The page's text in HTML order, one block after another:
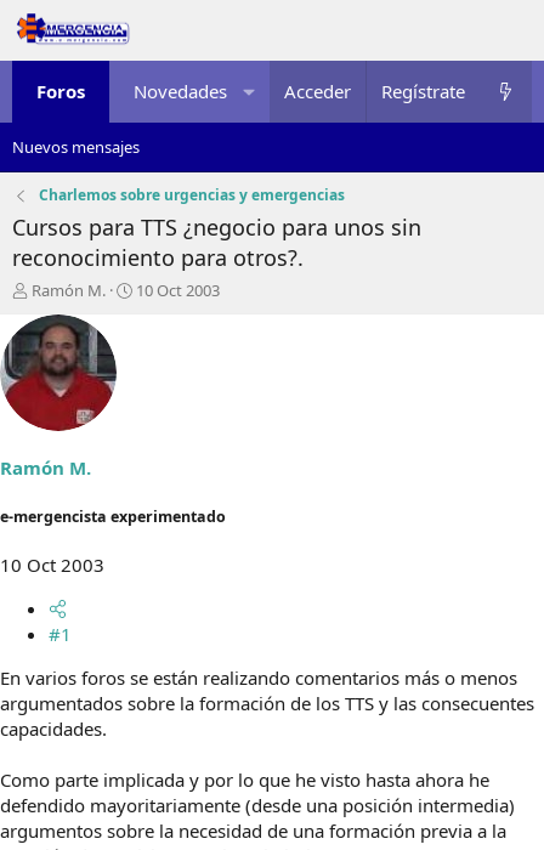
Foros Novedades Multimedia Recursos
Acceder Regístrate
Nuevos mensajes
Charlemos sobre urgencias y emergencias
Cursos para TTS ¿negocio para unos sin
reconocimiento para otros?.
I
i
c
i
d
r
l
e
a
Ramón M.
F
i
10 Oct 2003
Ramón M.
e-mergencista experimentado
10 Oct 2003
#1
En varios foros se están realizando comentarios más o menos
argumentados sobre la formación de los TTS y las consecuentes
capacidades.
Como parte implicada y por lo que he visto hasta ahora he
defendido mayoritariamente (desde una posición intermedia)
argumentos sobre la necesidad de una formación previa a la